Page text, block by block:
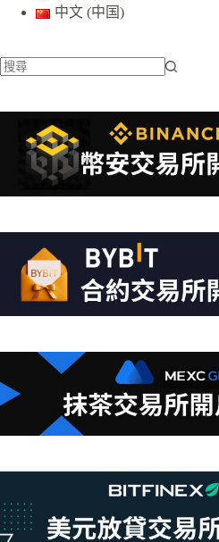
中文 (中国)
不
條
的